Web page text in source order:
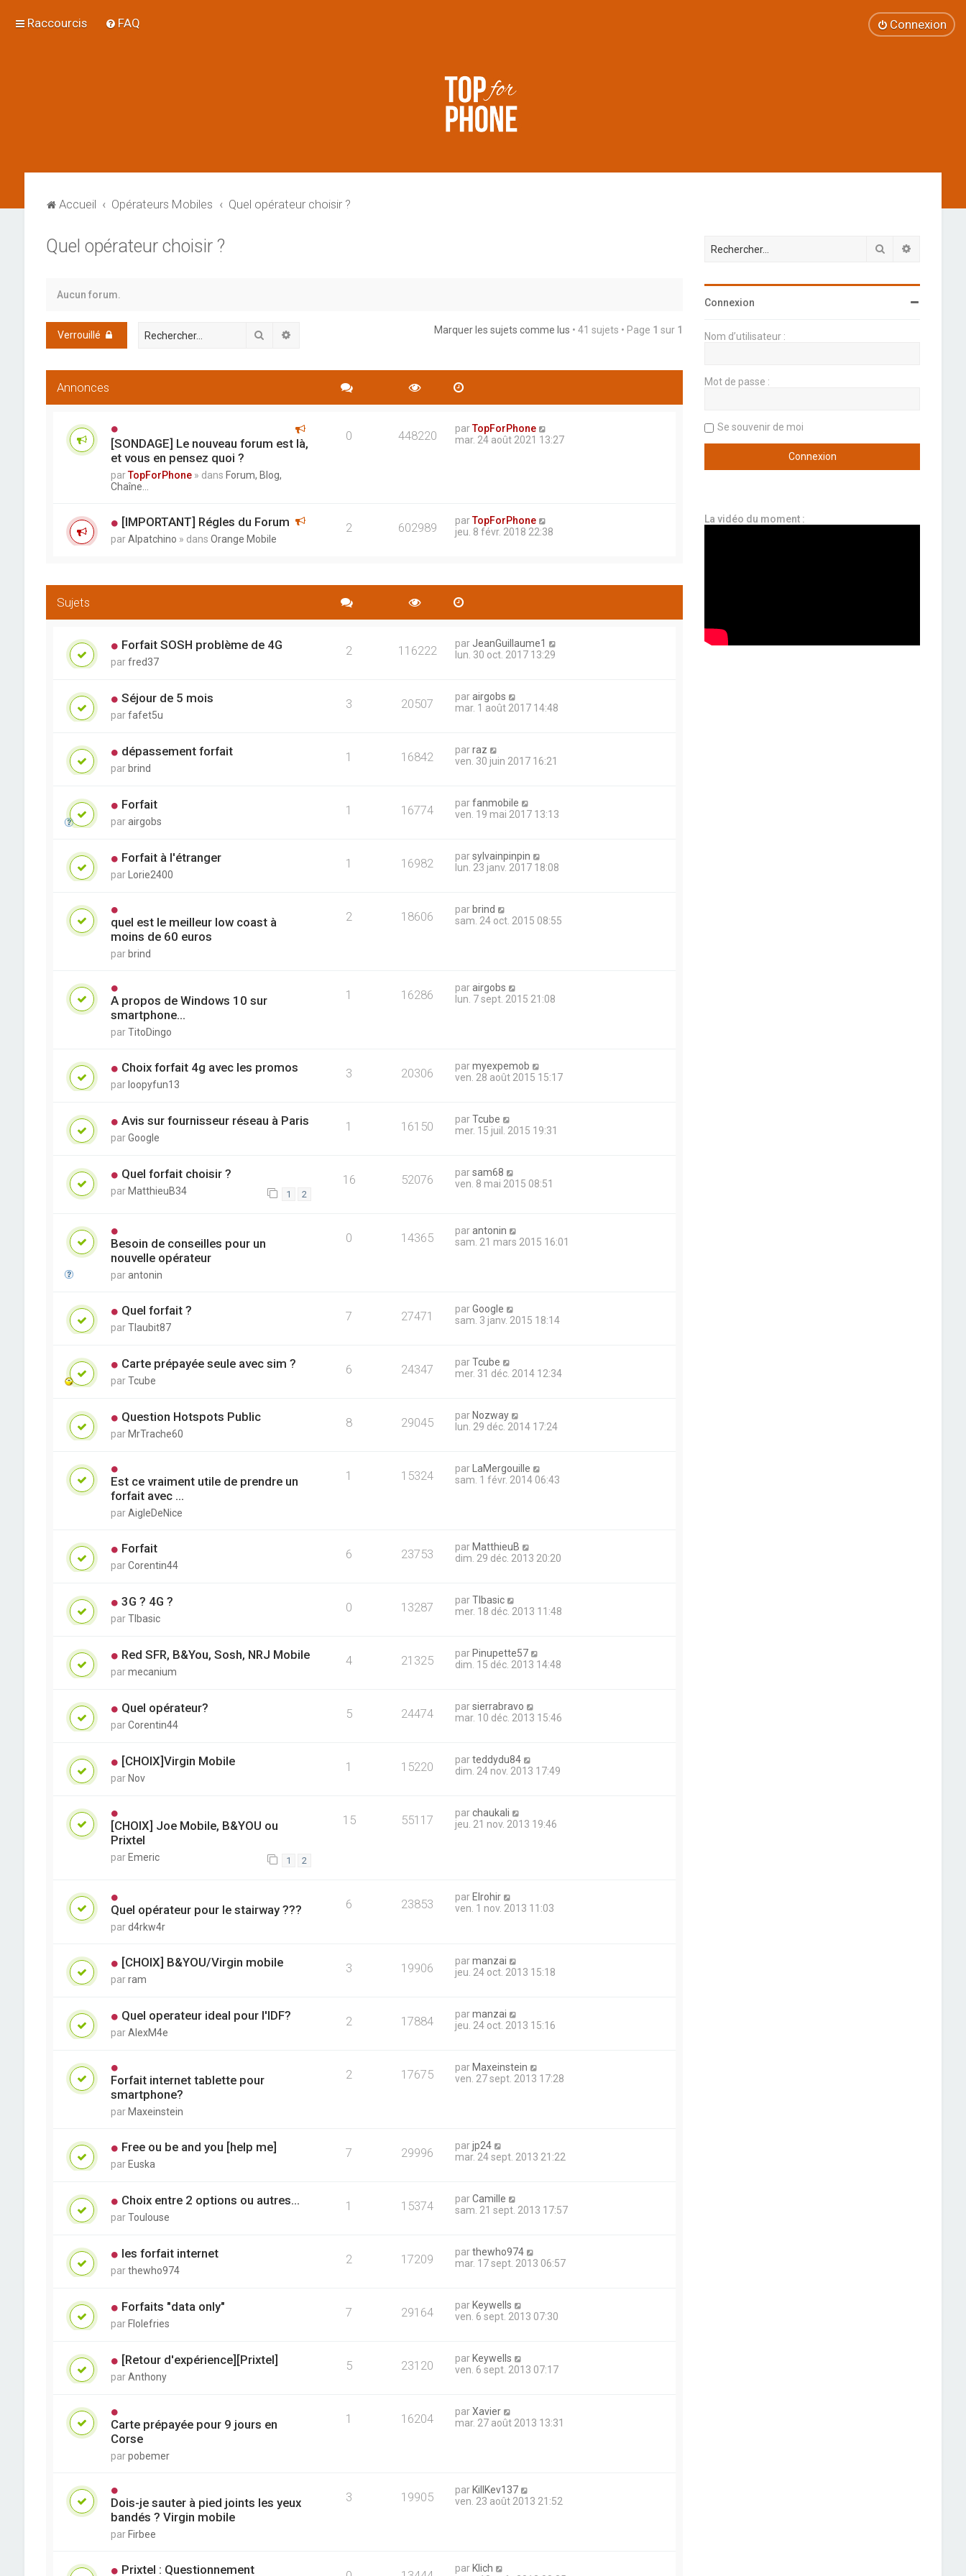
Raccourcis FAQ Connexion
Accueil Opérateurs Mobiles Quel opérateur choisir ?
Quel opérateur choisir ?
Aucun forum.
Verrouillé Rechercher Marquer les sujets comme lus • 41 sujets • Page 1 sur 1
Annonces
[SONDAGE] Le nouveau forum est là,
et vous en pensez quoi ?
parTopForPhone » dans Forum, Blog,
Chaîne...
0 448220 parTopForPhone
mar. 24 août 2021 13:27
[IMPORTANT] Régles du Forum
parAlpatchino » dans Orange Mobile
2 602989 parTopForPhone
jeu. 8 févr. 2018 22:38
Sujets
Forfait SOSH problème de 4G
parfred37
2 116222 par JeanGuillaume1
lun. 30 oct. 2017 13:29
Séjour de 5 mois
parfafet5u
3 20507 parairgobs
mar. 1 août 2017 14:48
dépassement forfait
par brind
1 16842 parraz
ven. 30 juin 2017 16:21
Forfait
parairgobs
1 16774 parfanmobile
ven. 19 mai 2017 13:13
Forfait à l'étranger
par Lorie2400
1 16982 parsylvainpinpin
lun. 23 janv. 2017 18:08
quel est le meilleur low coast à
moins de 60 euros
par brind
2 18606 par brind
sam. 24 oct. 2015 08:55
A propos de Windows 10 sur
smartphone...
parTitoDingo
1 16286 parairgobs
lun. 7 sept. 2015 21:08
Choix forfait 4g avec les promos
par loopyfun13
3 20306 parmyexpemob
ven. 28 août 2015 15:17
Avis sur fournisseur réseau à Paris
parGoogle
1 16150 parTcube
mer. 15 juil. 2015 19:31
Quel forfait choisir ?
par MatthieuB34 1 2
16 52076 parsam68
ven. 8 mai 2015 08:51
Besoin de conseilles pour un
nouvelle opérateur
parantonin
0 14365 parantonin
sam. 21 mars 2015 16:01
Quel forfait ?
parTlaubit87
7 27471 parGoogle
sam. 3 janv. 2015 18:14
Carte prépayée seule avec sim ?
parTcube
6 24347 parTcube
mer. 31 déc. 2014 12:34
Question Hotspots Public
par MrTrache60
8 29045 par Nozway
lun. 29 déc. 2014 17:24
Est ce vraiment utile de prendre un
forfait avec ...
parAigleDeNice
1 15324 par
LaMergouille
sam. 1 févr. 2014 06:43
Forfait
parCorentin44
6 23753 par MatthieuB
dim. 29 déc. 2013 20:20
3G ? 4G ?
parTIbasic
0 13287 parTIbasic
mer. 18 déc. 2013 11:48
Red SFR, B&You, Sosh, NRJ Mobile
parmecanium
4 21325 par Pinupette57
dim. 15 déc. 2013 14:48
Quel opérateur?
parCorentin44
5 24474 parsierrabravo
mar. 10 déc. 2013 15:46
[CHOIX]Virgin Mobile
par Nov
1 15220 parteddydu84
dim. 24 nov. 2013 17:49
[CHOIX] Joe Mobile, B&YOU ou
Prixtel
par Emeric 1 2
15 55117 parchaukali
jeu. 21 nov. 2013 19:46
Quel opérateur pour le stairway ???
pard4rkw4r
6 23853 par Elrohir
ven. 1 nov. 2013 11:03
[CHOIX] B&YOU/Virgin mobile
parram
3 19906 parmanzai
jeu. 24 oct. 2013 15:18
Quel operateur ideal pour l'IDF?
parAlexM4e
2 17884 parmanzai
jeu. 24 oct. 2013 15:16
Forfait internet tablette pour
smartphone?
par Maxeinstein
2 17675 par Maxeinstein
ven. 27 sept. 2013 17:28
Free ou be and you [help me]
par Euska
7 29996 parjp24
mar. 24 sept. 2013 21:22
Choix entre 2 options ou autres...
parToulouse
1 15374 parCamille
sam. 21 sept. 2013 17:57
les forfait internet
parthewho974
2 17209 parthewho974
mar. 17 sept. 2013 06:57
Forfaits "data only"
par Flolefries
7 29164 par Keywells
ven. 6 sept. 2013 07:30
[Retour d'expérience][Prixtel]
parAnthony
5 23120 par Keywells
ven. 6 sept. 2013 07:17
Carte prépayée pour 9 jours en
Corse
parpobemer
1 16204 parXavier
mar. 27 août 2013 13:31
Dois-je sauter à pied joints les yeux
bandés ? Virgin mobile
par Firbee
3 19905 par KillKev137
ven. 23 août 2013 21:52
Prixtel : Questionnement par Klich
Rechercher
Connexion
Nom d’utilisateur :
Mot de passe :
Se souvenir de moi
La vidéo du moment :